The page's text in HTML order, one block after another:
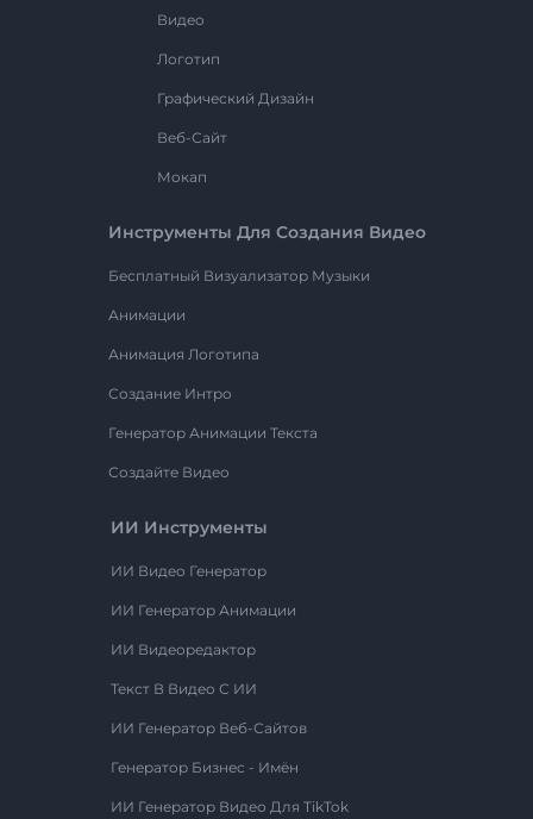
Видео
Логотип
Графический Дизайн
Веб-Сайт
Мокап
Инструменты Для Создания Видео
Бесплатный Визуализатор Музыки
Анимации
Анимация Логотипа
Создание Интро
Генератор Анимации Текста
Создайте Видео
ИИ Инструменты
ИИ Видео Генератор
ИИ Генератор Анимации
ИИ Видеоредактор
Текст В Видео С ИИ
ИИ Генератор Веб-Сайтов
Генератор Бизнес - Имён
ИИ Генератор Видео Для TikTok